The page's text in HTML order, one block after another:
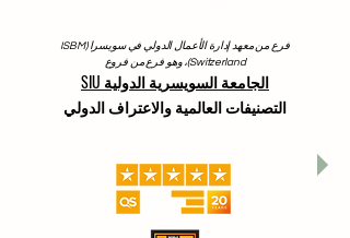
فرع من معهد إدارة الأعمال الدولي في سويسرا (ISBM
Switzerland)، وهو فرع من فروع
الجامعة السويسرية الدولية SIU
التصنيفات العالمية والاعتراف الدولي